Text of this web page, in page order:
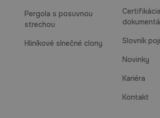
Pergola s posuvnou
strechou
Hliníkové slnečné clony Slovník
Novinky
Kariéra
Kontakt